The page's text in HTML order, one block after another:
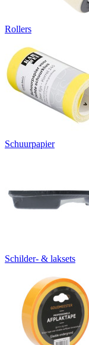
Rollers
Schuurpapier
Schilder- & laksets